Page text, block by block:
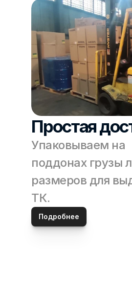
Простая
Упаковываем на
поддонах грузы
размеров для
ТК.
Подробнее